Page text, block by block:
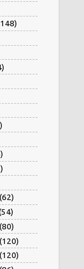
(62)
(80)
(120)
(120)